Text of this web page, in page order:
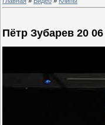
Пётр Зубарев 20